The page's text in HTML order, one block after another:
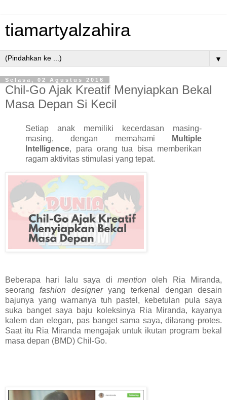
tiamartyalzahira
▼
Selasa, 02 Agustus 2016
Chil-Go Ajak Kreatif Menyiapkan Bekal
Masa Depan Si Kecil
Setiap anak memiliki kecerdasan masing-
masing, dengan memahami
Multiple
Intelligence, para orang tua bisa memberikan
ragam aktivitas stimulasi yang tepat.
Beberapa hari lalu saya di mention oleh Ria Miranda,
seorangfashion designeryang terkenal dengan desain
bajunya yang warnanya tuh pastel, kebetulan pula saya
suka banget saya baju koleksinya Ria Miranda, kayanya
kalem dan elegan, pas banget sama saya, dilarang protes.
Saat itu Ria Miranda mengajak untuk ikutan program bekal
masa depan (BMD) Chil-Go.